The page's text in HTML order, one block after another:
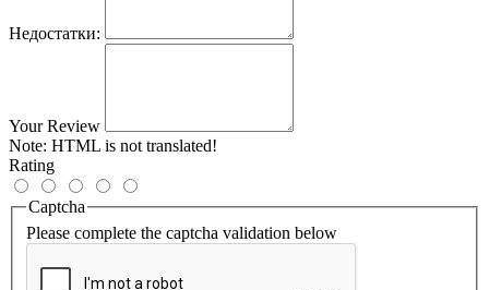
Недостатки:
Your Review
Note: HTML is not translated!
Rating
Captcha
Please complete the captcha validation below